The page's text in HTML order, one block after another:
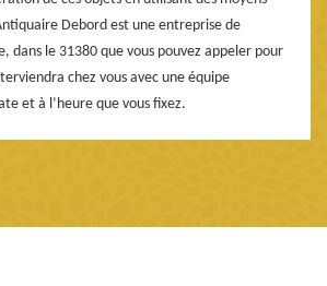
Debord est une entreprise de
dans le 31380 que vous pouvez appeler pour
chez vous avec une équipe
et à l’heure que vous fixez.